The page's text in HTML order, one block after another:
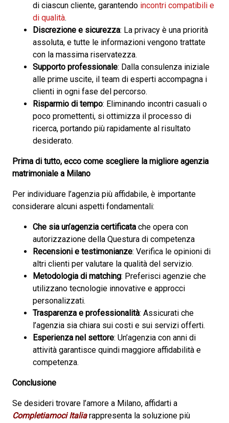
di ciascun cliente, garantendo incontri compatibili e
di qualità.
Discrezione e sicurezza: La privacy è una priorità
assoluta, e tutte le informazioni vengono trattate
con la massima riservatezza.
Supporto professionale: Dalla consulenza iniziale
alle prime uscite, il team di esperti accompagna i
clienti in ogni fase del percorso.
Risparmio di tempo: Eliminando incontri casuali o
poco promettenti, si ottimizza il processo di
ricerca, portando più rapidamente al risultato
desiderato.
Prima di tutto, ecco come scegliere la migliore agenzia
matrimoniale a Milano
Per individuare l’agenzia più affidabile, è importante
considerare alcuni aspetti fondamentali:
Che sia un’agenzia certificata che opera con
autorizzazione della Questura di competenza
Recensioni e testimonianze: Verifica le opinioni di
altri clienti per valutare la qualità del servizio.
Metodologia di matching: Preferisci agenzie che
utilizzano tecnologie innovative e approcci
personalizzati.
Trasparenza e professionalità: Assicurati che
l’agenzia sia chiara sui costi e sui servizi offerti.
Esperienza nel settore: Un’agenzia con anni di
attività garantisce quindi maggiore affidabilità e
competenza.
Conclusione
Se desideri trovare l’amore a Milano, affidarti a
Completiamoci Italiarappresenta la soluzione più